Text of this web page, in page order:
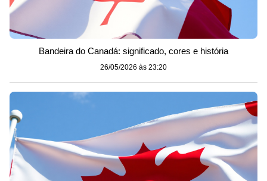
Bandeira do Canadá: significado, cores e história
26/05/2026 às 23:20